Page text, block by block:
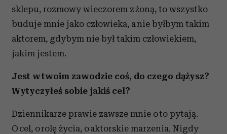
sklepu, rozmowy wieczorem z żoną, to wszystko
buduje mnie jako człowieka, a nie byłbym takim
aktorem, gdybym nie był takim człowiekiem,
jakim jestem.
Jest w twoim zawodzie coś, do czego dążysz?
Wytyczyłeś sobie jakiś cel?
Dziennikarze prawie zawsze mnie o to pytają.
O cel, o rolę życia, o aktorskie marzenia. Nigdy